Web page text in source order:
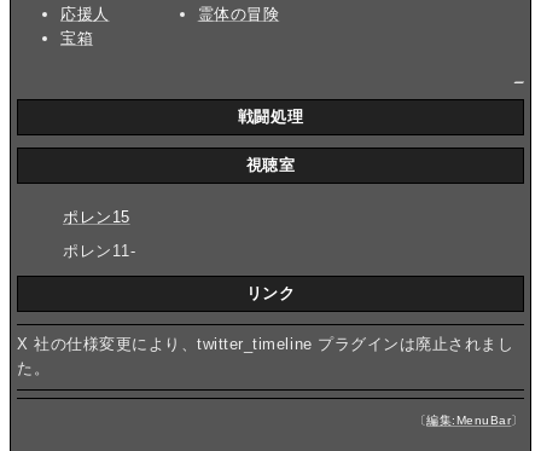
応援人
宝箱
霊体の冒険
戦闘処理
視聴室
ポレン15
ポレン11-
リンク
X 社の仕様変更により、twitter_timeline プラグインは廃止されまし
た。
〔編集:MenuBar〕